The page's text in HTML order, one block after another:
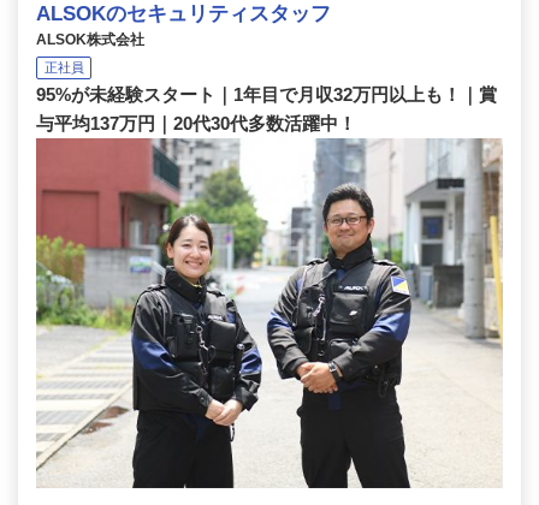
ALSOKのセキュリティスタッフ
ALSOK株式会社
正社員
95%が未経験スタート｜1年目で月収32万円以上も！｜賞
与平均137万円｜20代30代多数活躍中！